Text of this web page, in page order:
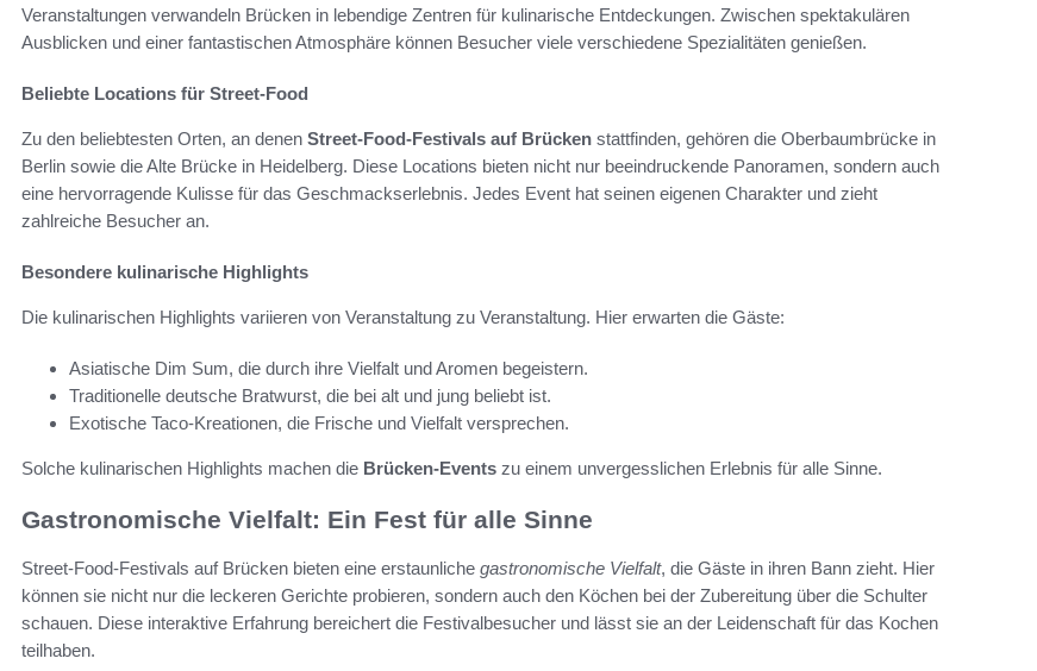
Veranstaltungen verwandeln Brücken in lebendige Zentren für kulinarische Entdeckungen. Zwischen spektakulären
Ausblicken und einer fantastischen Atmosphäre können Besucher viele verschiedene Spezialitäten genießen.
Beliebte Locations für Street-Food
Zu den beliebtesten Orten, an denen Street-Food-Festivals auf Brücken stattfinden, gehören die Oberbaumbrücke in
Berlin sowie die Alte Brücke in Heidelberg. Diese Locations bieten nicht nur beeindruckende Panoramen, sondern auch
eine hervorragende Kulisse für das Geschmackserlebnis. Jedes Event hat seinen eigenen Charakter und zieht
zahlreiche Besucher an.
Besondere kulinarische Highlights
Die kulinarischen Highlights variieren von Veranstaltung zu Veranstaltung. Hier erwarten die Gäste:
Asiatische Dim Sum, die durch ihre Vielfalt und Aromen begeistern.
Traditionelle deutsche Bratwurst, die bei alt und jung beliebt ist.
Exotische Taco-Kreationen, die Frische und Vielfalt versprechen.
Solche kulinarischen Highlights machen die Brücken-Events zu einem unvergesslichen Erlebnis für alle Sinne.
Gastronomische Vielfalt: Ein Fest für alle Sinne
Street-Food-Festivals auf Brücken bieten eine erstaunliche gastronomische Vielfalt, die Gäste in ihren Bann zieht. Hier
können sie nicht nur die leckeren Gerichte probieren, sondern auch den Köchen bei der Zubereitung über die Schulter
schauen. Diese interaktive Erfahrung bereichert die Festivalbesucher und lässt sie an der Leidenschaft für das Kochen
teilhaben.